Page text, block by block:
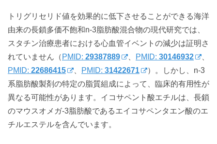
トリグリセリド値を効果的に低下させることができる海洋
由来の長鎖多価不飽和n-3脂肪酸混合物の現代研究では、
スタチン治療患者における心血管イベントの減少は証明さ
れていません（ PMID: 29387889 、 PMID: 30146932
、
PMID: 22686415 、 PMID: 31422671
）。しかし、n-3
系脂肪酸製剤の特定の脂質組成によって、臨床的有用性が
異なる可能性があります。イコサペント酸エチルは、長鎖
のマウスオメガ-3脂肪酸であるエイコサペンタエン酸のエ
チルエステルを含んでいます。